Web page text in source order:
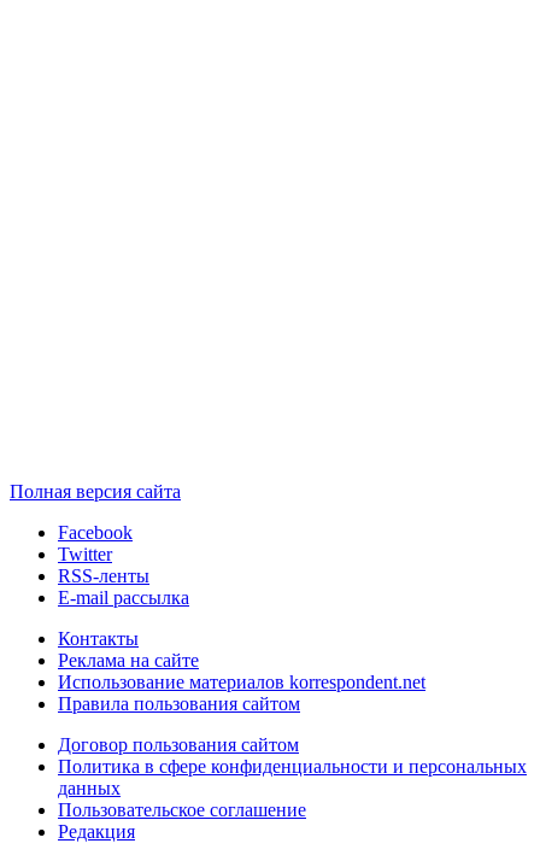
Полная версия сайта
Facebook
Twitter
RSS-ленты
E-mail рассылка
Контакты
Реклама на сайте
Использование материалов korrespondent.net
Правила пользования сайтом
Договор пользования сайтом
Политика в сфере конфиденциальности и персональных
данных
Пользовательское соглашение
Редакция